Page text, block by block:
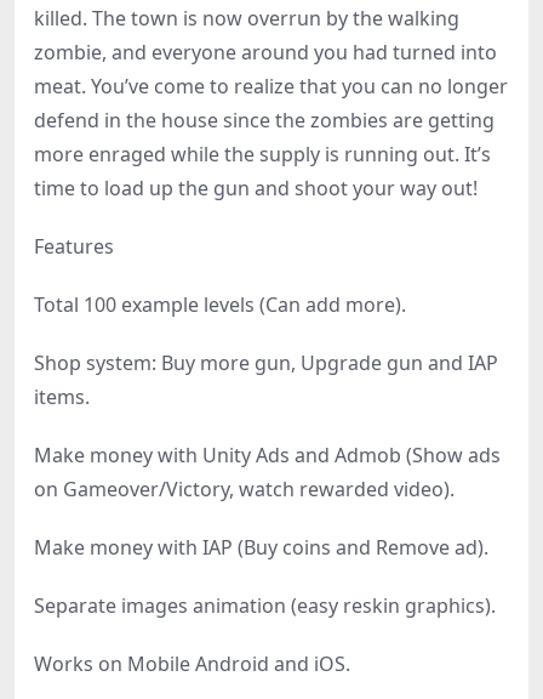
killed. The town is now overrun by the walking
zombie, and everyone around you had turned into
meat. You’ve come to realize that you can no longer
defend in the house since the zombies are getting
more enraged while the supply is running out. It’s
time to load up the gun and shoot your way out!
Features
Total 100 example levels (Can add more).
Shop system: Buy more gun, Upgrade gun and IAP
items.
Make money with Unity Ads and Admob (Show ads
on Gameover/Victory, watch rewarded video).
Make money with IAP (Buy coins and Remove ad).
Separate images animation (easy reskin graphics).
Works on Mobile Android and iOS.